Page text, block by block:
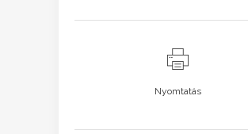
Nyomtatás